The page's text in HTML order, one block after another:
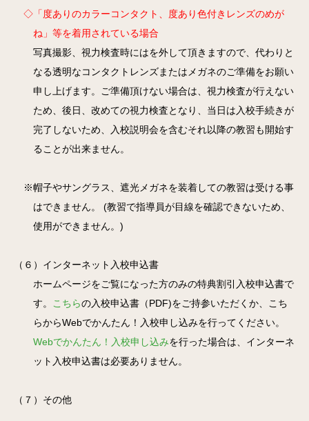
◇「度ありのカラーコンタクト、度あり色付きレンズのめが
ね」等を着用されている場合
写真撮影、視力検査時にはを外して頂きますので、代わりと
なる透明なコンタクトレンズまたはメガネのご準備をお願い
申し上げます。ご準備頂けない場合は、視力検査が行えない
ため、後日、改めての視力検査となり、当日は入校手続きが
完了しないため、入校説明会を含むそれ以降の教習も開始す
ることが出来ません。
※帽子やサングラス、遮光メガネを装着しての教習は受ける事
はできません。 (教習で指導員が目線を確認できないため、
使用ができません。)
（６）インターネット入校申込書
ホームページをご覧になった方のみの特典割引入校申込書で
す。
こちらの入校申込書（PDF)をご持参いただくか、こち
らからWebでかんたん！入校申し込みを行ってください。
Webでかんたん！入校申し込みを行った場合は、インターネ
ット入校申込書は必要ありません。
（７）その他